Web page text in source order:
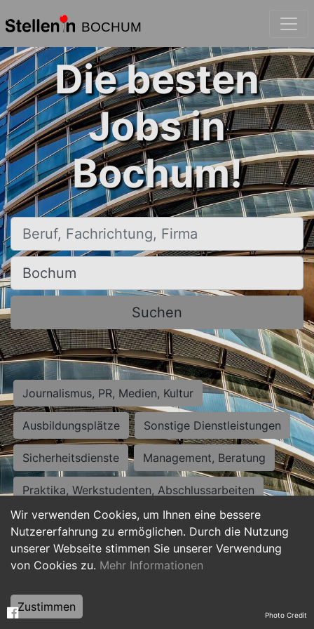
BOCHUM
Wir verwenden Cookies, um Ihnen eine bessere
Nutzererfahrung zu ermöglichen. Durch die Nutzung
unserer Webseite stimmen Sie unserer Verwendung
von Cookies zu. Mehr Informationen
Zustimmen
Die besten
Jobs in
Bochum!
Beruf, Fachrichtung, Firma
Ort, Stadt
Suchen
Journalismus, PR, Medien, Kultur
Ausbildungsplätze Sonstige Dienstleistungen
Sicherheitsdienste Management, Beratung
Praktika, Werkstudenten, Abschlussarbeiten
Personalwesen Assistenz, Sekretariat
Hilfskräfte, Aushilfs- und Nebenjobs
Weiterbildung, Studium, duale Ausbildung Photo Credit